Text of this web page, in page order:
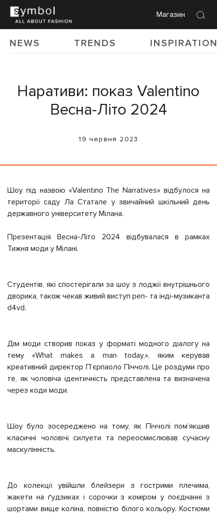
Магазин
NEWS TRENDS
Наративи: показ Valentino
Весна-Літо 2024
19 червня 2023
Шоу під назвою «Valentino The Narratives» відбулося на
території саду Ла Статале у звичайний шкільний день
державного університету Мілана.
Презентація Весна-Літо 2024 відбувалася в рамках
Тижня моди у Мілані.
Студентів, які спостерігали за шоу з лоджії внутрішнього
дворика, також чекав живий виступ реп- та інді-музиканта
d4vd.
Дім моди створив показ у форматі модного діалогу на
тему «What makes a man today,», яким керував
креативний директор П’єрпаоло Піччолі. Це роздуми про
те, як чоловіча ідентичність представлена ​​та визначена
через коди моди.
Шоу було зосереджено на тому, як Піччолі пом’якшив
класичні чоловічі силуети та переосмислював сучасну
маскулінність.
До колекції увійшли блейзери з гострими плечима,
жакети на ґудзиках і сорочки з коміром у поєднанні з
шортами вище коліна, повністю білого кольору. Костюми